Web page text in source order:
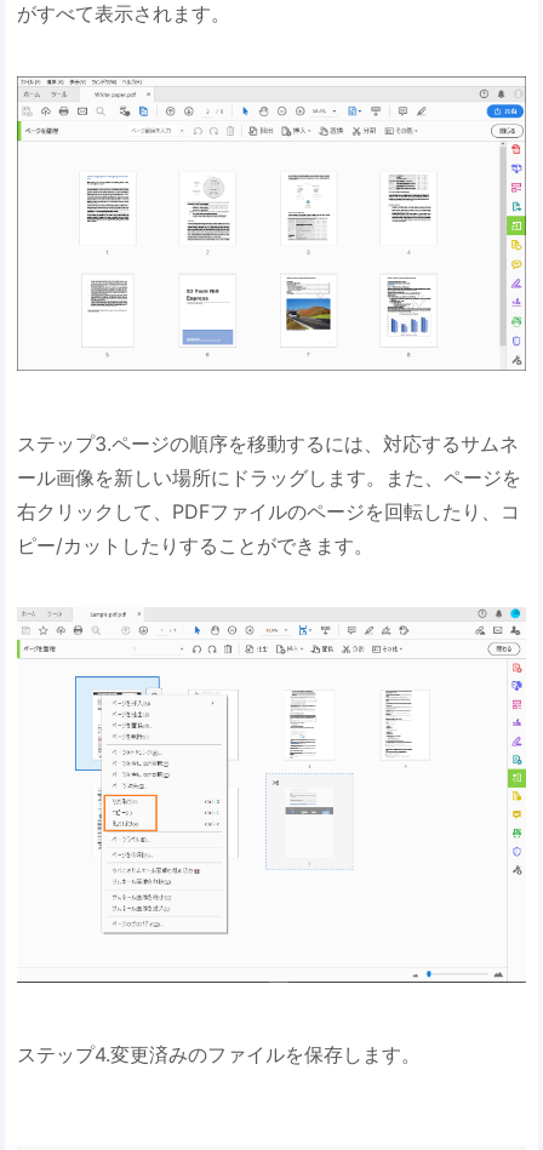
がすべて表示されます。
ステップ3.ページの順序を移動するには、対応するサムネ
ール画像を新しい場所にドラッグします。また、ページを
右クリックして、PDFファイルのページを回転したり、コ
ピー/カットしたりすることができます。
ステップ4.変更済みのファイルを保存します。